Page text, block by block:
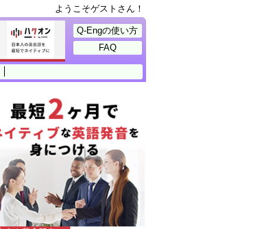
ようこそゲストさん！
Q-Engの使い方
FAQ